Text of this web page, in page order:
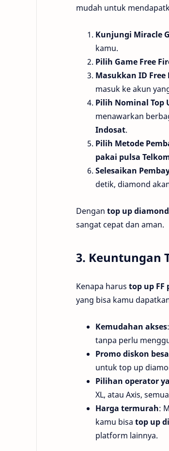
mudah untuk
Kunjungi Miracle
kamu.
Pilih Game Free
Masukkan ID Free
masuk ke akun
Pilih Nominal Top
menawarkan
Indosat.
Pilih Metode
pakai pulsa
Selesaikan
detik, diamond
Dengan top up
sangat cepat dan aman.
3. Keuntungan
Kenapa harus top up FF
yang bisa kamu
Kemudahan akses
tanpa perlu
Promo diskon
untuk top up
Pilihan operator
XL, atau Axis,
Harga termurah:
kamu bisa top up
platform lainnya.